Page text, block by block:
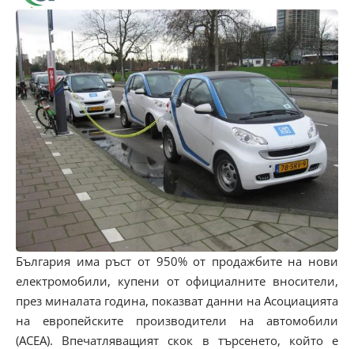
България има ръст от 950% от продажбите на нови
електромобили, купени от официалните вносители,
през миналата година, показват данни на Асоциацията
на европейските производители на автомобили
(АСЕА). Впечатляващият скок в търсенето, който е